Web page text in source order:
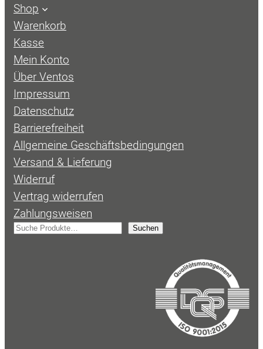
Shop
Warenkorb
Kasse
Mein Konto
Über Ventos
Impressum
Datenschutz
Barrierefreiheit
Allgemeine Geschäftsbedingungen
Versand & Lieferung
Widerruf
Vertrag widerrufen
Zahlungsweisen
S
Suchen